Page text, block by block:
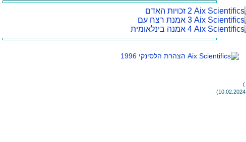
3 אמנת רצח עם
4 אמנה בינלאומית
הצהרת הלסינקי 1996
(